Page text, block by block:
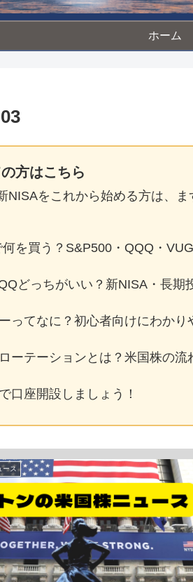
ホーム
方はこちら
NISAをこれから始める方は、
を買う？S&P500・QQQ・
どっちがいい？新NISA・長期
ってなに？初心者向けにわかり
ーテーションとは？米国株の流
口座開設しましょう！
ース